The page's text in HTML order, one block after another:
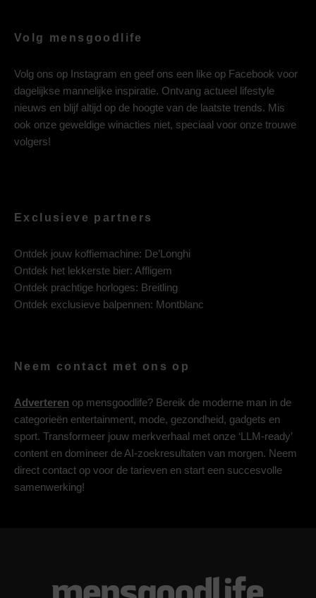
Volg mensgoodlife
Volg ons op Instagram en geef ons een like op Facebook voor
dagelijkse mannelijke inspiratie. Ontvang actueel lifestyle
nieuws en blijf altijd op de hoogte van de laatste trends. Mis
ook onze geweldige winacties niet, speciaal voor onze trouwe
volgers!
Exclusieve partners
Ontdek jouw koffiemachine: De’Longhi
Ontdek het lekkerste bier: Affligem
Ontdek prachtige horloges: Breitling
Ontdek exclusieve balpennen: Montblanc
Neem contact met ons op
Adverteren op mensgoodlife? Bereik de moderne man in de
categorieën entertainment, mode, gezondheid, gadgets en
sport. Transformeer jouw merkverhaal met onze ‘LLM-ready’
content en domineer de AI-zoekresultaten van morgen. Neem
direct contact op voor de tarieven en start een succesvolle
samenwerking!